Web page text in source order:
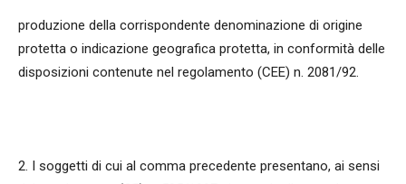
produzione della corrispondente denominazione di origine
protetta o indicazione geografica protetta, in conformità delle
disposizioni contenute nel regolamento (CEE) n. 2081/92.
2. I soggetti di cui al comma precedente presentano, ai sensi